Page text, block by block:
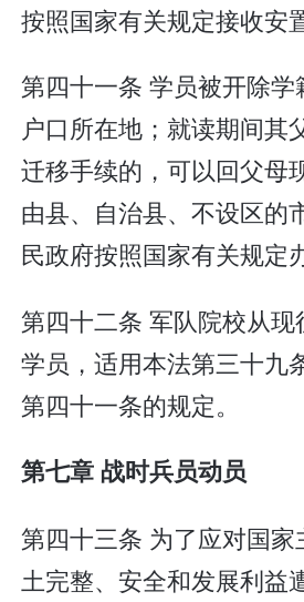
按照国家有关规定接收安置
第四十一条 学员被开除
户口所在地；就读期间其
迁移手续的，可以回父母
由县、自治县、不设区的
民政府按照国家有关规定
第四十二条 军队院校从
学员，适用本法第三十九
第四十一条的规定。
第七章 战时兵员动员
第四十三条 为了应对国
土完整、安全和发展利益